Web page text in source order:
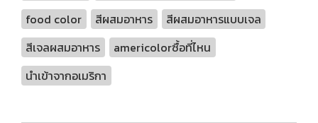
food color
สีผสมอาหาร
สีผสมอาหารแบบเจล
สีเจลผสมอาหาร
americolorซื้อที่ไหน
นำเข้าจากอเมริกา